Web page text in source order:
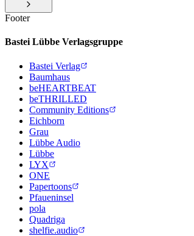
Footer
Bastei Lübbe Verlagsgruppe
Bastei Verlag
Baumhaus
beHEARTBEAT
beTHRILLED
Community Editions
Eichborn
Grau
Lübbe Audio
Lübbe
LYX
ONE
Papertoons
Pfaueninsel
pola
Quadriga
shelfie.audio